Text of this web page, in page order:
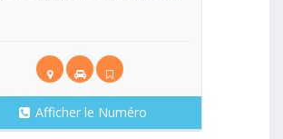
Afficher le Numéro